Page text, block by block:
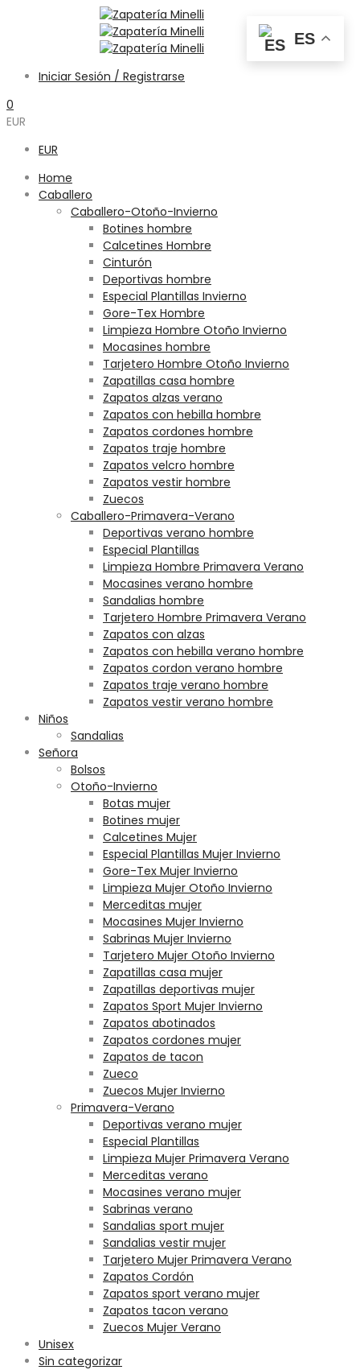
Iniciar Sesión / Registrarse
0
EUR
EUR
Home
Caballero
Caballero-Otoño-Invierno
Botines hombre
Calcetines Hombre
Cinturón
Deportivas hombre
Especial Plantillas Invierno
Gore-Tex Hombre
Limpieza Hombre Otoño Invierno
Mocasines hombre
Tarjetero Hombre Otoño Invierno
Zapatillas casa hombre
Zapatos alzas verano
Zapatos con hebilla hombre
Zapatos cordones hombre
Zapatos traje hombre
Zapatos velcro hombre
Zapatos vestir hombre
Zuecos
Caballero-Primavera-Verano
Deportivas verano hombre
Especial Plantillas
Limpieza Hombre Primavera Verano
Mocasines verano hombre
Sandalias hombre
Tarjetero Hombre Primavera Verano
Zapatos con alzas
Zapatos con hebilla verano hombre
Zapatos cordon verano hombre
Zapatos traje verano hombre
Zapatos vestir verano hombre
Niños
Sandalias
Señora
Bolsos
Otoño-Invierno
Botas mujer
Botines mujer
Calcetines Mujer
Especial Plantillas Mujer Invierno
Gore-Tex Mujer Invierno
Limpieza Mujer Otoño Invierno
Merceditas mujer
Mocasines Mujer Invierno
Sabrinas Mujer Invierno
Tarjetero Mujer Otoño Invierno
Zapatillas casa mujer
Zapatillas deportivas mujer
Zapatos Sport Mujer Invierno
Zapatos abotinados
Zapatos cordones mujer
Zapatos de tacon
Zueco
Zuecos Mujer Invierno
Primavera-Verano
Deportivas verano mujer
Especial Plantillas
Limpieza Mujer Primavera Verano
Merceditas verano
Mocasines verano mujer
Sabrinas verano
Sandalias sport mujer
Sandalias vestir mujer
Tarjetero Mujer Primavera Verano
Zapatos Cordón
Zapatos sport verano mujer
Zapatos tacon verano
Zuecos Mujer Verano
Unisex
Sin categorizar
ES